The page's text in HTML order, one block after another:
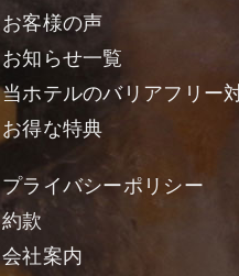
お客様の声
お知らせ一覧
当ホテルのバリアフリー
お得な特典
プライバシーポリシー
約款
会社案内